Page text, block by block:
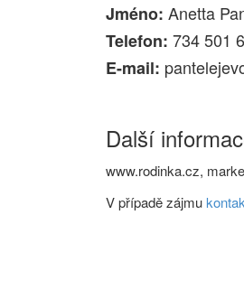
Jméno: Anetta
Telefon: 734 501
E-mail:
Další
www.rodinka.cz,
V případě zájmu